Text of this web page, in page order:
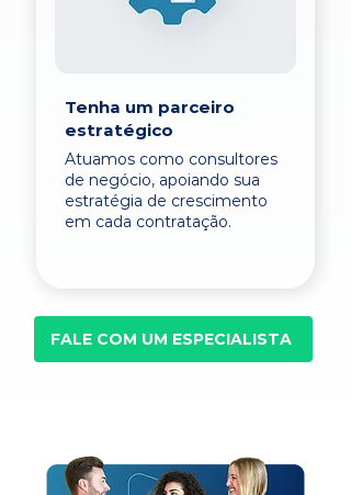
Tenha um parceiro
estratégico
Atuamos como consultores
de negócio, apoiando sua
estratégia de crescimento
em cada contratação.
FALE COM UM ESPECIALISTA